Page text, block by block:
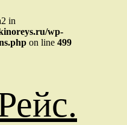
in
wp-
on line 499